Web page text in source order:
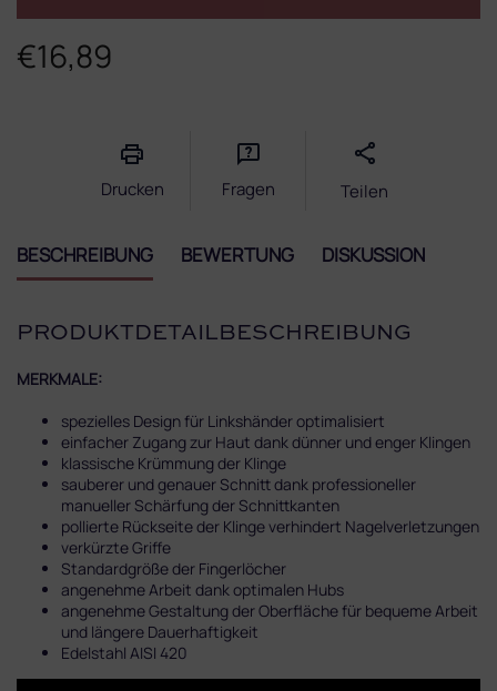
€16,89
Drucken Fragen Teilen
BESCHREIBUNG BEWERTUNG DISKUSSION
PRODUKTDETAILBESCHREIBUNG
MERKMALE:
spezielles Design für Linkshänder optimalisiert
einfacher Zugang zur Haut dank dünner und enger Klingen
klassische Krümmung der Klinge
sauberer und genauer Schnitt dank professioneller
manueller Schärfung der Schnittkanten
pollierte Rückseite der Klinge verhindert Nagelverletzungen
verkürzte Griffe
Standardgröße der Fingerlöcher
angenehme Arbeit dank optimalen Hubs
angenehme Gestaltung der Oberfläche für bequeme Arbeit
und längere Dauerhaftigkeit
Edelstahl AISI 420